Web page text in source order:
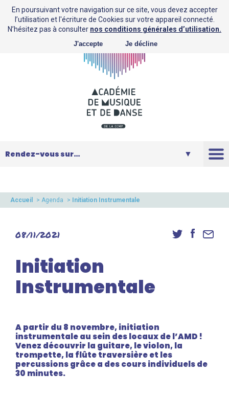
Saison
Danse
Inscriptions
Accès élèves et familles
Accueil > Agenda > Initiation Instrumentale
08/11/2021
Initiation
Instrumentale
A partir du 8 novembre, initiation
instrumentale au sein des locaux de l’AMD !
Venez découvrir la guitare, le violon, la
trompette, la flûte traversière et les
percussions grâce a des cours individuels de
30 minutes.
En poursuivant votre navigation sur ce site, vous devez accepter
l’utilisation et l'écriture de Cookies sur votre appareil connecté.
N’hésitez pas à consulter nos conditions générales d’utilisation.
J'accepte Je décline